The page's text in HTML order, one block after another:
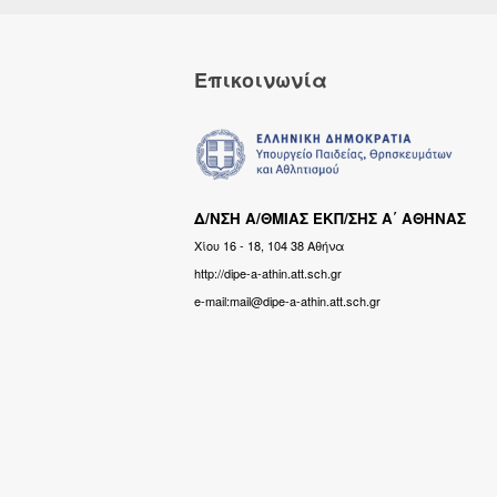
Επικοινωνία
Δ/ΝΣΗ Α/ΘΜΙΑΣ ΕΚΠ/ΣΗΣ Α΄ ΑΘΗΝΑΣ
Χίου 16 - 18, 104 38 Αθήνα
http://dipe-a-athin.att.sch.gr
e-mail:mail@dipe-a-athin.att.sch.gr